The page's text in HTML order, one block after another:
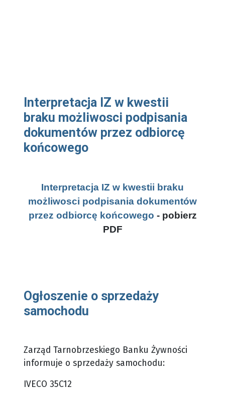
Interpretacja IZ w kwestii
braku możliwosci podpisania
dokumentów przez odbiorcę
końcowego
Interpretacja IZ w kwestii braku
możliwosci podpisania dokumentów
przez odbiorcę końcowego - pobierz
PDF
Ogłoszenie o sprzedaży
samochodu
Zarząd Tarnobrzeskiego Banku Żywności
informuje o sprzedaży samochodu:
IVECO 35C12